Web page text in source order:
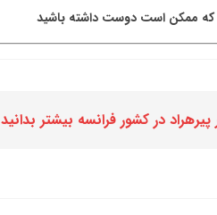
ممکن است دوست داشته باشید
پیرهراد در کشور فرانسه بیشتر بدانید